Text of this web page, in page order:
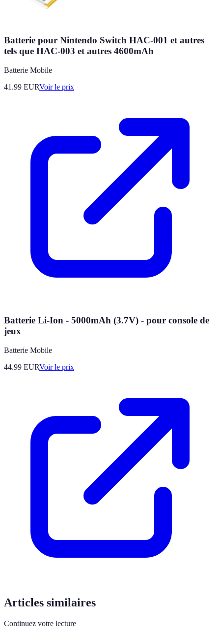
Batterie pour Nintendo Switch HAC-001 et autres
tels que HAC-003 et autres 4600mAh
Batterie Mobile
41.99 EURVoir le prix
Batterie Li-Ion - 5000mAh (3.7V) - pour console de
jeux
Batterie Mobile
44.99 EURVoir le prix
Articles similaires
Continuez votre lecture